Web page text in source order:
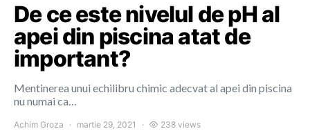
De ce este nivelul de pH al
apei din piscina atat de
important?
Mentinerea unui echilibru chimic adecvat al apei din piscina
nu numai ca…
Achim Groza martie 29, 2021 238 views